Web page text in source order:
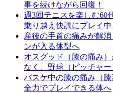
事を続けながら回復！
週3回テニスを楽しむ60
乗り越え快調にプレイ中
産後の手首の痛みが解
ンが入る体型へ
オスグッド（膝の痛み
なく、野球（ピッチャ
バスケ中の膝の痛み（
全力でプレイできる体へ